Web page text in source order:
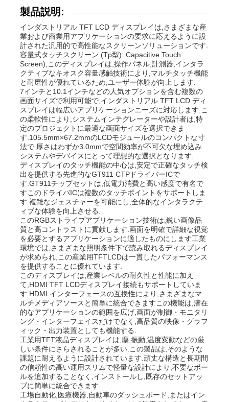
ホーム
製品
製品説明:
インダストリアル TFT LCD ディスプレイは,さまざまな産
業および商業用アプリケーションの要求に応えるように設
計された汎用的で高性能なスクリーンソリューションです.
容量式タッチスクリーン (Tp型): Capacitive Touch
Screen),このディスプレイは,操作パネル,計測器,インタラ
クティブなキオスク容量感触技術により,マルチタッチ機能
と耐磨性が優れているため,ユーザー体験が向上します.
7インチと10.1インチなどの人気オプションを含む複数の
画面サイズで利用可能で,インダストリアル TFT LCD ディ
スプレイは幅広いアプリケーションニーズに対応します.こ
の柔軟性により,システムインテグレーターや設計者は,特
定のプロジェクトに最適な画面サイズを選択できま
す.105.5mm×67.2mmのLCDモジュールのコンパクトな寸
法で 厚さはわずか3.0mmで空間効率が不可欠な埋め込み
システムやデバイスにとって理想的な選択となります.
ディスプレイのタッチ機能の中心は,安定で正確なタッチ検
出を提供する先進的なGT911 CTPドライバーICで
す.GT911チップセットは,低電力消費と高い感度で有名で
すこのドライバICは複数のタッチポイントをサポートしま
す.複雑なジェスチャーを可能にし,全体的なインタラクテ
ィブな体験を向上させる.
このRGBストライプアプリケーション技術は,鋭い画像品
質と高コントラストに貢献します.画面を明確で詳細な視覚
を必要とするアプリケーションに適したものにします工業
環境では,さまざまな照明条件下で読み取れるディスプレイ
が求められ,この産業用TFTLCDは一貫したパフォーマンス
を提供することに優れています.
このディスプレイは,産業レベルの耐久性と性能に加え
て,HDMI TFT LCDディスプレイ接続もサポートしていま
す.HDMI インターフェースの互換性により,さまざまなマ
ルチメディアソースと簡単に統合できますこの機能は,潜在
的なアプリケーションの範囲を広げ,画面が制御・モニタリ
ング・インターフェイスだけでなく,高品質の映像・グラフ
ィック・出力装置としても機能する.
工業用TFT液晶ディスプレイは,塵,振動,温度変動などの厳
しい条件にさらされることが多い.この製品は,そのような
課題に耐えるように設計されています.頑丈な構造と長期間
の信頼性の高い運用スリムで軽量な設計により,不要なボー
ルを追加することなく,インストールし,既存のセットアッ
プに簡単に統合できます.
工場自動化,医療機器,自動車のダッシュボード,またはイン